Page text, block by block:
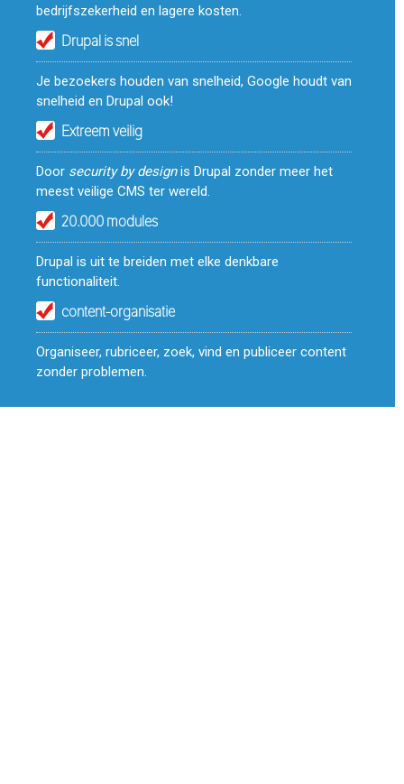
bedrijfszekerheid en lagere kosten.
Drupal is snel
Je bezoekers houden van snelheid, Google houdt van
snelheid en Drupal ook!
Extreem veilig
Door security by designis Drupal zonder meer het
meest veilige CMS ter wereld.
20.000 modules
Drupal is uit te breiden met elke denkbare
functionaliteit.
content-organisatie
Organiseer, rubriceer, zoek, vind en publiceer content
zonder problemen.